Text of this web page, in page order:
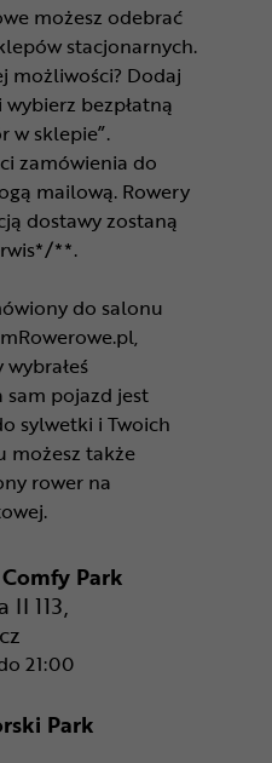
możesz odebrać
stacjonarnych.
możliwości? Dodaj
bezpłatną
w sklepie”.
zamówienia do
mailową. Rowery
dostawy zostaną
**.
do salonu
pojazd jest
sylwetki i Twoich
możesz także
rower na
Park
II 113,
21:00
Bydgoszcz - Comfy Park
Park